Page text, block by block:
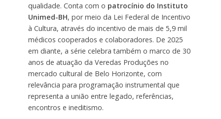
qualidade. Conta com o patrocínio do Instituto
Unimed-BH, por meio da Lei Federal de Incentivo
à Cultura, através do incentivo de mais de 5,9 mil
médicos cooperados e colaboradores. De 2025
em diante, a série celebra também o marco de 30
anos de atuação da Veredas Produções no
mercado cultural de Belo Horizonte, com
relevância para programação instrumental que
representa a união entre legado, referências,
encontros e ineditismo.